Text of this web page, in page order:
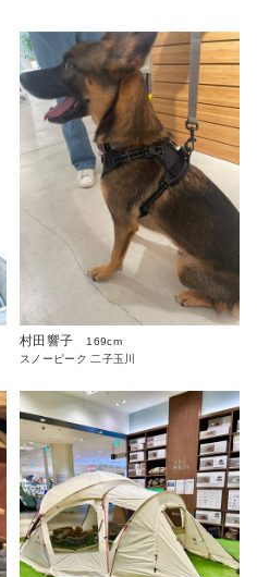
村田響子
169cm
スノーピーク 二子玉川